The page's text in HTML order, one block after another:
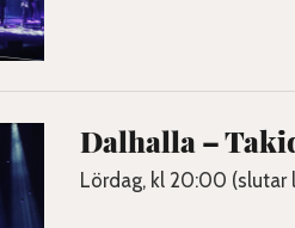
Dalhalla –
Lördag, kl 20:00 (slutar